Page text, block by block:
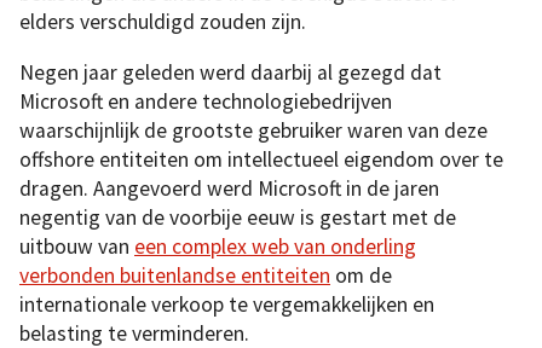
elders verschuldigd zouden zijn.
Negen jaar geleden werd daarbij al gezegd dat
Microsoft en andere technologiebedrijven
waarschijnlijk de grootste gebruiker waren van deze
offshore entiteiten om intellectueel eigendom over te
dragen. Aangevoerd werd Microsoft in de jaren
negentig van de voorbije eeuw is gestart met de
uitbouw van een complex web van onderling
verbonden buitenlandse entiteiten om de
internationale verkoop te vergemakkelijken en
belasting te verminderen.